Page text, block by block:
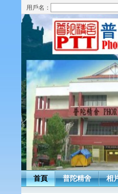
用戶名：
首頁 普陀精舍 相